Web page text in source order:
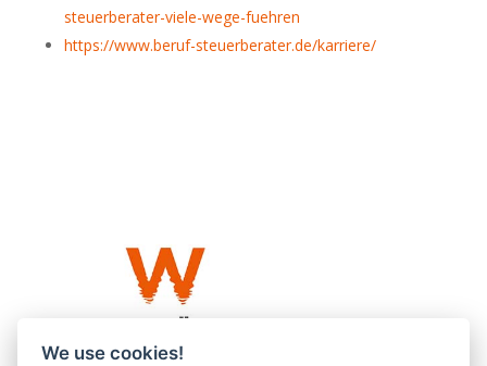
steuerberater-viele-wege-fuehren
https://www.beruf-steuerberater.de/karriere/
We use cookies!